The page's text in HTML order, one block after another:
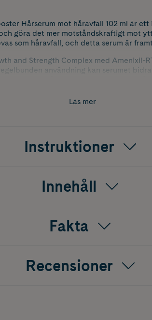
Hårserum mot håravfall 102 ml är
göra det mer motståndskraftigt mot
som håravfall, och detta serum är
and Strength Complex med Amenixil-
användning kan serumet
Läs mer
Instruktioner
Innehåll
Fakta
Recensioner